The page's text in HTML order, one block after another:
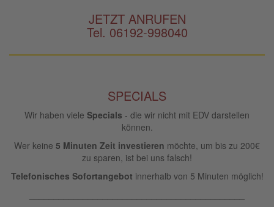
JETZT ANRUFEN
Tel. 06192-998040
SPECIALS
Wir haben viele Specials - die wir nicht mit EDV darstellen
können.
Wer keine 5 Minuten Zeit investieren möchte, um bis zu 200€
zu sparen, ist bei uns falsch!
Telefonisches Sofortangebot innerhalb von 5 Minuten möglich!